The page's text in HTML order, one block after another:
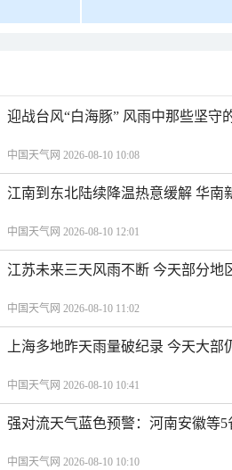
迎战台风“白海豚” 风雨中那些坚守
中国天气网 2026-08-10 10:08
江南到东北陆续降温热意缓解 华南
中国天气网 2026-08-10 12:01
江苏未来三天风雨不断 今天部分地
中国天气网 2026-08-10 11:02
上海多地昨天雨量破纪录 今天大
中国天气网 2026-08-10 10:41
强对流天气蓝色预警：河南安徽等
中国天气网 2026-08-10 10:10